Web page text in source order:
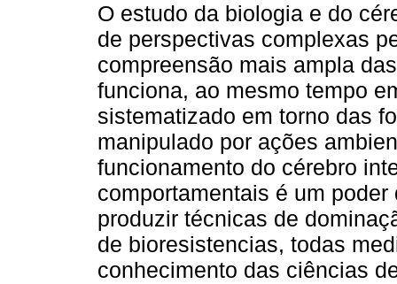
O estudo da biologia e do
de perspectivas complexas
compreensão mais ampla
funciona, ao mesmo tempo
sistematizado em torno das
manipulado por ações
funcionamento do cérebro
comportamentais é um
produzir técnicas de
de bioresistencias, todas
conhecimento das ciências